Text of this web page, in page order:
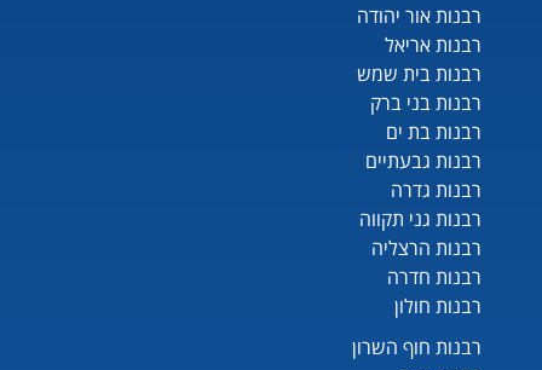
רבנות אור יהודה
רבנות אריאל
רבנות בית שמש
רבנות בני ברק
רבנות בת ים
רבנות גבעתיים
רבנות גדרה
רבנות גני תקווה
רבנות הרצליה
רבנות חדרה
רבנות חולון
רבנות חוף השרון